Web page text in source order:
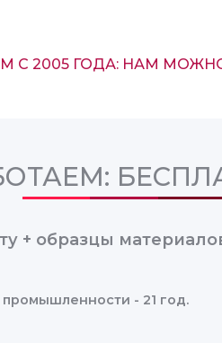
С 2005 ГОДА: НАМ
+ образцы
- 21 год.